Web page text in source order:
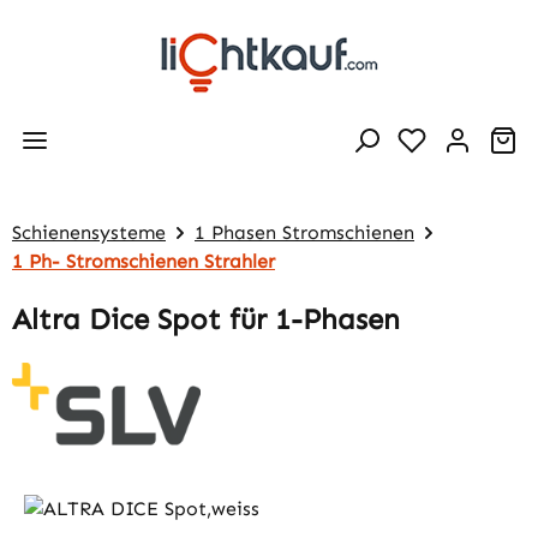
Zum Hauptinhalt springen
Schienensysteme
1 Phasen Stromschienen
1 Ph- Stromschienen Strahler
Altra Dice Spot für 1-Phasen
Bildergalerie überspringen